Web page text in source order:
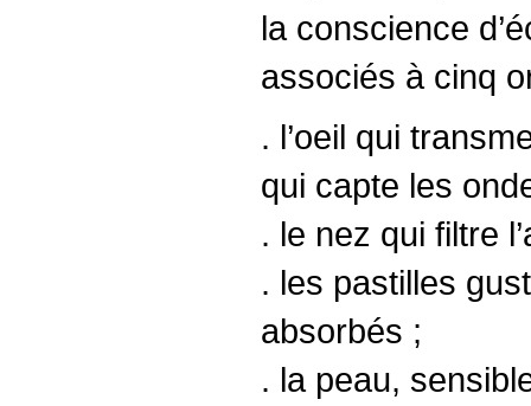
la conscience
associés à cinq
. l’oeil qui
qui capte les
. le nez qui filtre
. les pastilles
absorbés ;
. la peau,